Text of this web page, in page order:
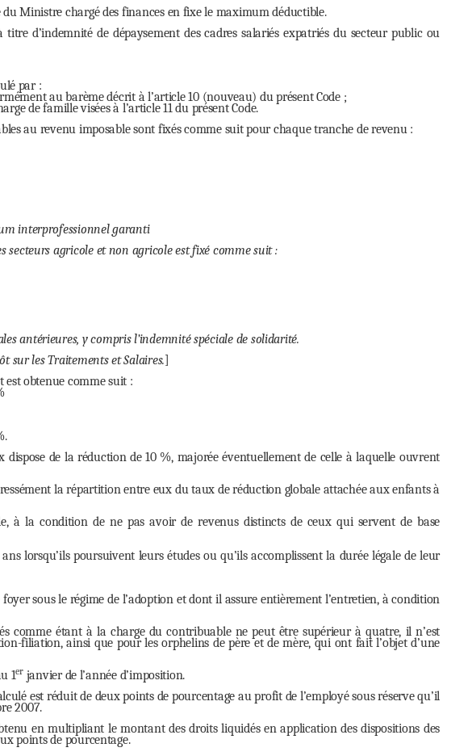
Ministre chargé des finances en fixe le maximum déductible.
d’indemnité de dépaysement des cadres salariés expatriés du secteur public ou
par :
au barème décrit à l’article 10 (nouveau) du présent Code ;
de famille visées à l’article 11 du présent Code.
au revenu imposable sont fixés comme suit pour chaque tranche de revenu :
interprofessionnel garanti
agricole et non agricole est fixé comme suit :
antérieures, y compris l’indemnité spéciale de solidarité.
sur les Traitements et Salaires.]
obtenue comme suit :
dispose de la réduction de 10 %, majorée éventuellement de celle à laquelle ouvrent
la répartition entre eux du taux de réduction globale attachée aux enfants à
à la condition de ne pas avoir de revenus distincts de ceux qui servent de base
lorsqu’ils poursuivent leurs études ou qu’ils accomplissent la durée légale de leur
sous le régime de l’adoption et dont il assure entièrement l’entretien, à condition
comme étant à la charge du contribuable ne peut être supérieur à quatre, il n’est
filiation, ainsi que pour les orphelins de père et de mère, qui ont fait l’objet d’une
1erjanvier de l’année d’imposition.
est réduit de deux points de pourcentage au profit de l’employé sous réserve qu’il
2007.
en multipliant le montant des droits liquidés en application des dispositions des
points de pourcentage.